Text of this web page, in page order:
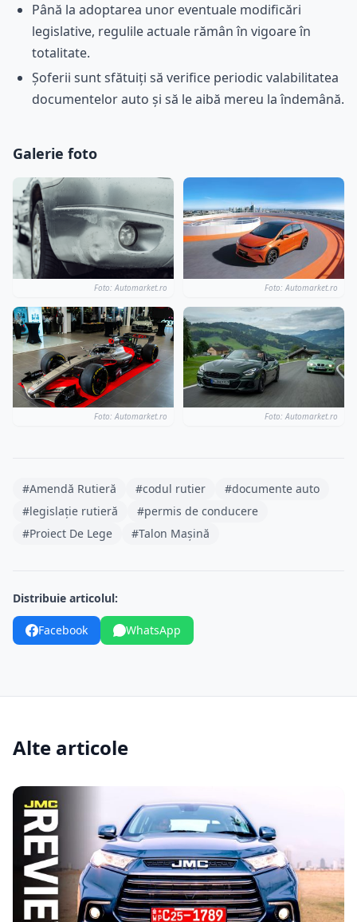
Până la adoptarea unor eventuale modificări
legislative, regulile actuale rămân în vigoare în
totalitate.
Șoferii sunt sfătuiți să verifice periodic valabilitatea
documentelor auto și să le aibă mereu la îndemână.
Galerie foto
Foto: Automarket.ro Foto: Automarket.ro
Foto: Automarket.ro Foto: Automarket.ro
#Amendă Rutieră #codul rutier
#documente auto
#legislație rutieră
#permis de conducere
#Proiect De Lege
#Talon Mașină
Distribuie articolul:
Facebook WhatsApp
Alte articole